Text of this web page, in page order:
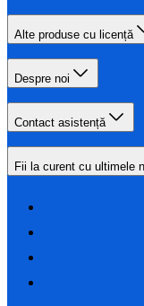
Alte produse cu licență
Despre noi
Contact asistență
Fii la curent cu ultimele